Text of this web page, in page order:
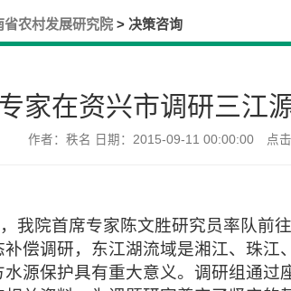
省农村发展研究院 > 决策咨询
家在资兴市调研三江
作者：秩名 日期：2015-09-11 00:00:00 点击
，我院首席专家陈文胜研究员率队前
偿调研，东江湖流域是湘江、珠江
源保护具有重大意义。调研组通过